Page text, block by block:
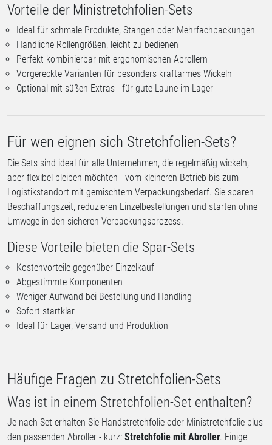
Vorteile der Ministretchfolien-Sets
Ideal für schmale Produkte, Stangen oder Mehrfachpackungen
Handliche Rollengrößen, leicht zu bedienen
Perfekt kombinierbar mit ergonomischen Abrollern
Vorgereckte Varianten für besonders kraftarmes Wickeln
Optional mit süßen Extras - für gute Laune im Lager
Für wen eignen sich Stretchfolien-Sets?
Die Sets sind ideal für alle Unternehmen, die regelmäßig wickeln,
aber flexibel bleiben möchten - vom kleineren Betrieb bis zum
Logistikstandort mit gemischtem Verpackungsbedarf. Sie sparen
Beschaffungszeit, reduzieren Einzelbestellungen und starten ohne
Umwege in den sicheren Verpackungsprozess.
Diese Vorteile bieten die Spar-Sets
Kostenvorteile gegenüber Einzelkauf
Abgestimmte Komponenten
Weniger Aufwand bei Bestellung und Handling
Sofort startklar
Ideal für Lager, Versand und Produktion
Häufige Fragen zu Stretchfolien-Sets
Was ist in einem Stretchfolien-Set enthalten?
Je nach Set erhalten Sie Handstretchfolie oder Ministretchfolie plus
den passenden Abroller - kurz: Stretchfolie mit Abroller. Einige